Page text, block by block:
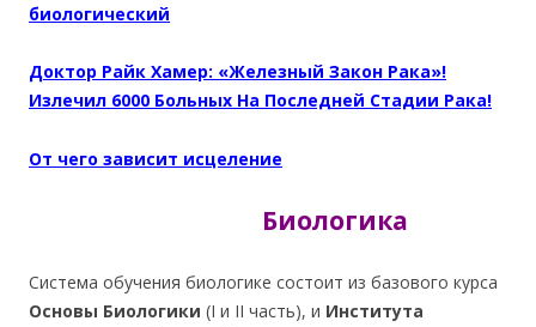
биологический
Доктор Райк Хамер: «Железный Закон Рака»!
Излечил 6000 Больных На Последней Стадии Рака!
От чего зависит исцеление
Биологика
Система обучения биологике состоит из базового курса
Основы Биологики (I и II часть), и Института